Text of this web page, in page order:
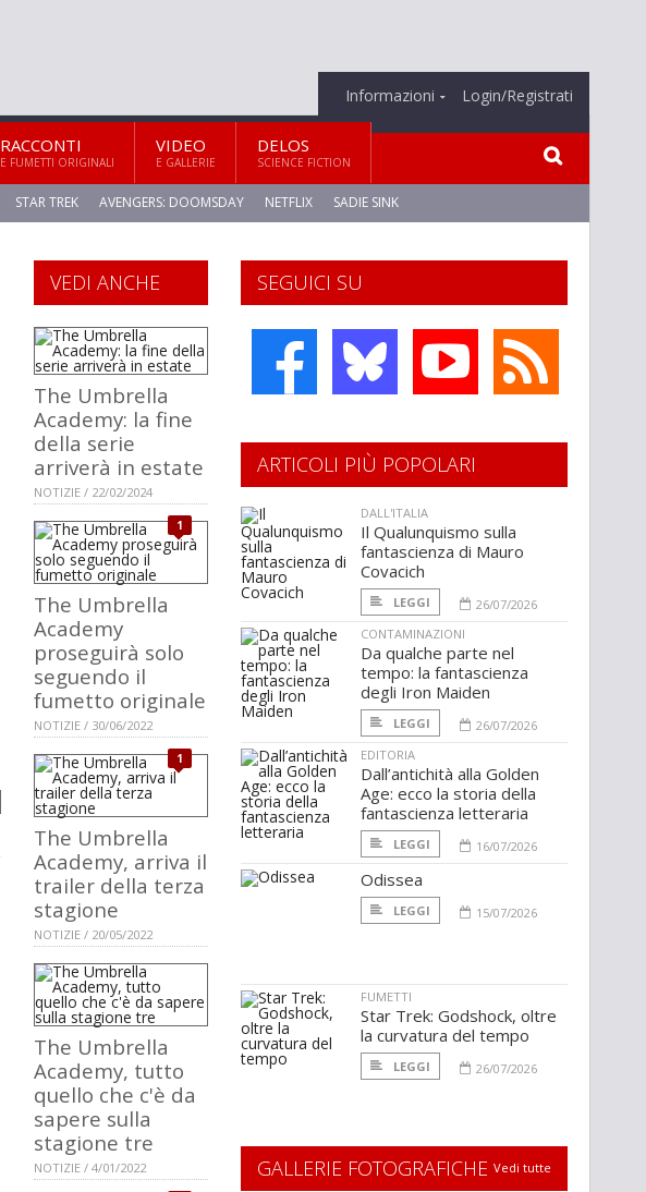
Informazioni Login/Registrati
RACCONTI
E FUMETTI ORIGINALI
VIDEO
E GALLERIE
DELOS
SCIENCE FICTION
STAR TREK AVENGERS: DOOMSDAY NETFLIX SADIE SINK
SEGUICI SU
VEDI ANCHE
The Umbrella
Academy: la fine
della serie
arriverà in estate
NOTIZIE / 22/02/2024
1
The Umbrella
Academy
proseguirà solo
seguendo il
fumetto originale
NOTIZIE / 30/06/2022
1
The Umbrella
Academy, arriva il
trailer della terza
stagione
NOTIZIE / 20/05/2022
The Umbrella
Academy, tutto
quello che c'è da
sapere sulla
stagione tre
NOTIZIE / 4/01/2022
ARTICOLI PIÙ POPOLARI
DALL'ITALIA
Il Qualunquismo sulla
fantascienza di Mauro
Covacich
LEGGI
26/07/2026
CONTAMINAZIONI
Da qualche parte nel
tempo: la fantascienza
degli Iron Maiden
LEGGI
26/07/2026
EDITORIA
Dall’antichità alla Golden
Age: ecco la storia della
fantascienza letteraria
LEGGI 16/07/2026
Odissea
LEGGI 15/07/2026
FUMETTI
Star Trek: Godshock, oltre
la curvatura del tempo
LEGGI 26/07/2026
GALLERIE FOTOGRAFICHE Vedi tutte